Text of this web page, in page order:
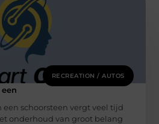
RECREATION / AUTOS
schoorsteen vergt veel tijd
onderhoud van groot belang